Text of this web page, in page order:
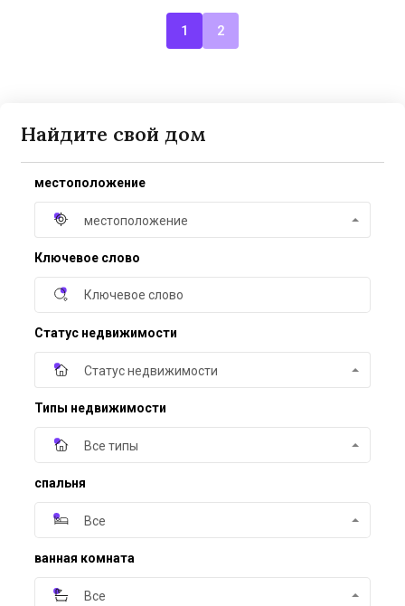
1 2
Найдите свой дом
местоположение
местоположение
Ключевое слово
Статус недвижимости
Статус недвижимости
Типы недвижимости
Все типы
спальня
Все
ванная комната
Все